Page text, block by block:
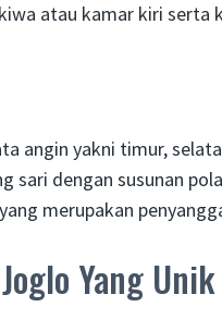
atau kamar kiri serta
angin yakni timur,
sari dengan susunan
merupakan
Yang Unik